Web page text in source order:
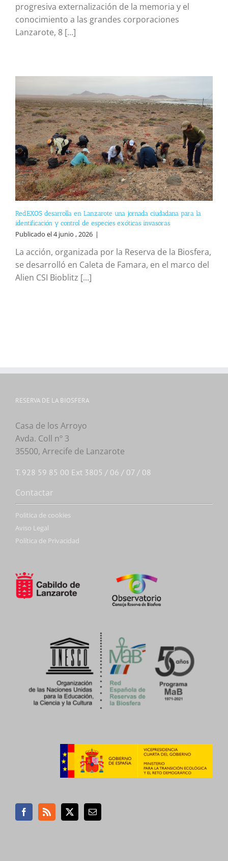
progresiva externalización de la memoria y el
conocimiento a las grandes corporaciones
Lanzarote, 8 [...]
RedEXOS desarrolla en Lanzarote una jornada ciudadana para la
identificación y control de especies exóticas invasoras
Publicado el 4 junio , 2026 |
La acción, organizada por la Reserva de la Biosfera,
se desarrolló en Caleta de Famara, en el marco del
Alien CSI Bioblitz [...]
RESERVA DE LA BIOSFERA
Casa de los Arroyo
Avda. Coll nº 3
35500, Arrecife de Lanzarote
T. 928 59 85 00 Ext 3805 / 06 / 07 / 08
Contactar
Politica de cookies
Aviso Legal
Política de Privacidad